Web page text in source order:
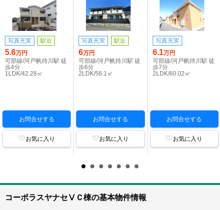
写真充実 駅近
5.6万円
可部線/河戸帆待川駅 徒
歩4分
1LDK/42.28㎡
お問合せする
お気に入り
写真充実 駅近
6万円
可部線/河戸帆待川駅 徒
歩6分
2LDK/56.1㎡
お問合せする
お気に入り
写真充実
6.1万円
可部線/河戸帆待川駅 徒
歩7分
2LDK/60.02㎡
お問合せする
お気に入り
コーポラスヤナセⅤＣ棟の基本物件情報